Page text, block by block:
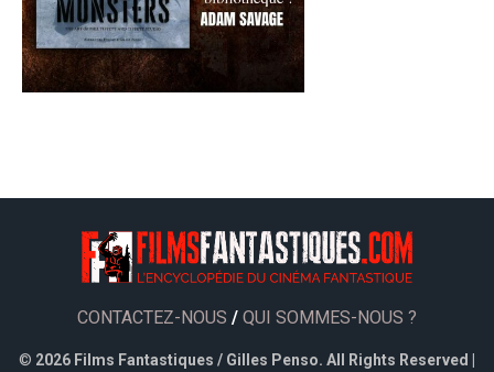
CONTACTEZ-NOUS / QUI SOMMES-NOUS ?
© 2026 Films Fantastiques / Gilles Penso. All Rights Reserved |